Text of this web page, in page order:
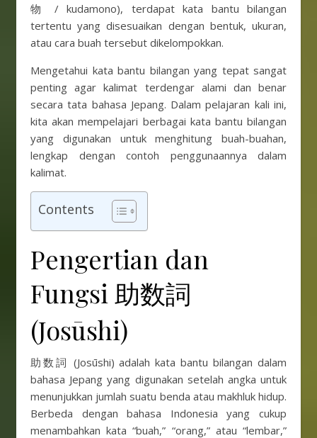
物 / kudamono), terdapat kata bantu bilangan
tertentu yang disesuaikan dengan bentuk, ukuran,
atau cara buah tersebut dikelompokkan.
Mengetahui kata bantu bilangan yang tepat sangat
penting agar kalimat terdengar alami dan benar
secara tata bahasa Jepang. Dalam pelajaran kali ini,
kita akan mempelajari berbagai kata bantu bilangan
yang digunakan untuk menghitung buah-buahan,
lengkap dengan contoh penggunaannya dalam
kalimat.
Contents
Pengertian dan
Fungsi 助数詞
(Josūshi)
助数詞 (Josūshi) adalah kata bantu bilangan dalam
bahasa Jepang yang digunakan setelah angka untuk
menunjukkan jumlah suatu benda atau makhluk hidup.
Berbeda dengan bahasa Indonesia yang cukup
menambahkan kata “buah,” “orang,” atau “lembar,”